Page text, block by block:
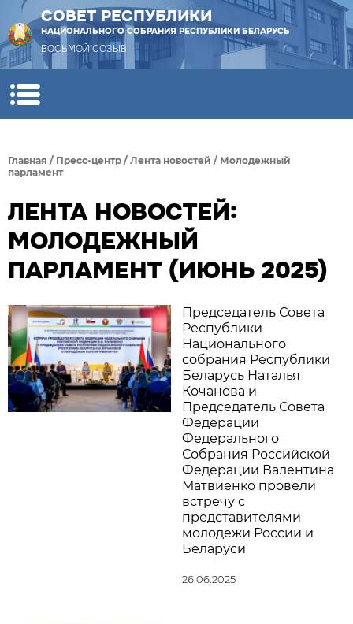
СОВЕТ РЕСПУБЛИКИ
НАЦИОНАЛЬНОГО СОБРАНИЯ РЕСПУБЛИКИ БЕЛАРУСЬ
ВОСЬМОЙ СОЗЫВ
Главная / Пресс-центр / Лента новостей / Молодежный
парламент
ЛЕНТА НОВОСТЕЙ:
МОЛОДЕЖНЫЙ
ПАРЛАМЕНТ (ИЮНЬ 2025)
Председатель Совета
Республики
Национального
собрания Республики
Беларусь Наталья
Кочанова и
Председатель Совета
Федерации
Федерального
Собрания Российской
Федерации Валентина
Матвиенко провели
встречу с
представителями
молодежи России и
Беларуси
26.06.2025